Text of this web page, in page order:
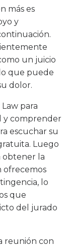
más es
y
un juicio
que puede
dolor.
para
y comprender
escuchar su
Luego
obtener la
ofrecemos
lo
que
del jurado
reunión con